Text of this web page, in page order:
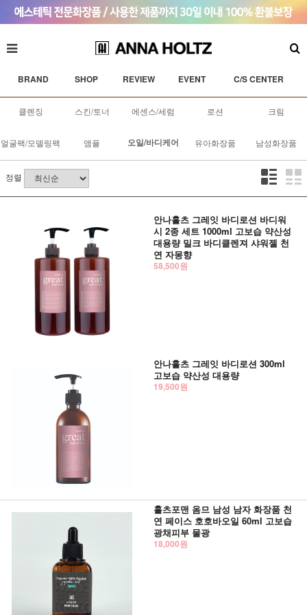
BRAND SHOP REVIEW EVENT C/S CENTER
클렌징 스킨/토너 에센스/세럼 로션 크림
얼굴팩/모델링팩 앰플 오일/바디케어 유아화장품 남성화장품
정렬
안나홀츠 그레잇 바디로션 바디워
시 2종 세트 1000ml 고보습 약산성
대용량 밀크 바디클렌져 샤워젤 천
연 자몽향
58,500원
안나홀츠 그레잇 바디로션 300ml
고보습 약산성 대용량
19,500원
홀츠포맨 옴므 남성 남자 화장품 천
연 페이스 호호바오일 60ml 고보습
광채피부 물광
18,000원